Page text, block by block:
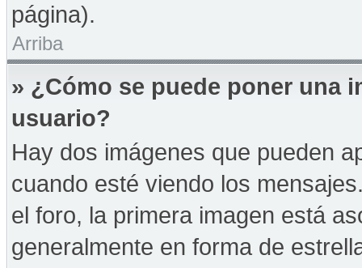
página).
Arriba
» ¿Cómo se puede poner una
usuario?
Hay dos imágenes que pueden
cuando esté viendo los
el foro, la primera imagen está
generalmente en forma de